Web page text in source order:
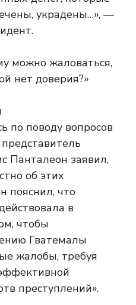
украдены…», —
можно жаловаться,
нет доверия?»
по поводу вопросов
Панталеон заявил,
об этих
пояснил, что
в
чтобы
Гватемалы
жалобы, требуя
преступлений».